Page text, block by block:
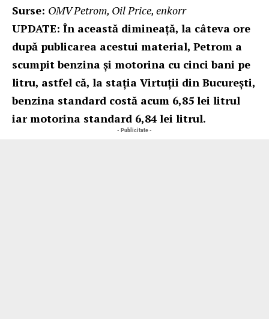
Surse: OMV Petrom, Oil Price, enkorr
UPDATE: În această dimineață, la câteva ore
după publicarea acestui material, Petrom a
scumpit benzina și motorina cu cinci bani pe
litru, astfel că, la stația Virtuții din București,
benzina standard costă acum 6,85 lei litrul
iar motorina standard 6,84 lei litrul.
- Publicitate -